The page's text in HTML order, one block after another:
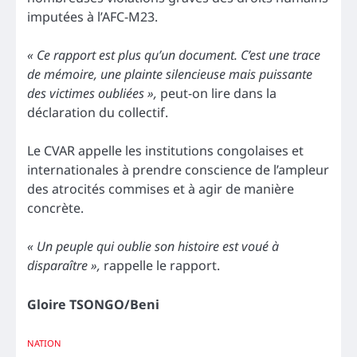
imputées à l’AFC-M23.
« Ce rapport est plus qu’un document. C’est une trace
de mémoire, une plainte silencieuse mais puissante
des victimes oubliées », peut-on lire dans la
déclaration du collectif.
Le CVAR appelle les institutions congolaises et
internationales à prendre conscience de l’ampleur
des atrocités commises et à agir de manière
concrète.
« Un peuple qui oublie son histoire est voué à
disparaître », rappelle le rapport.
Gloire TSONGO/Beni
NATION